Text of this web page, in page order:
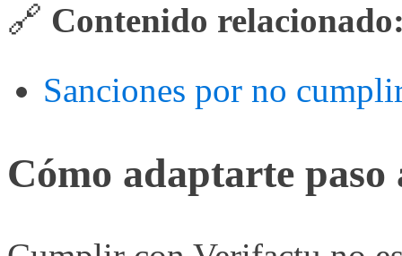
🔗 Contenido
Sanciones por no
Cómo adaptarte